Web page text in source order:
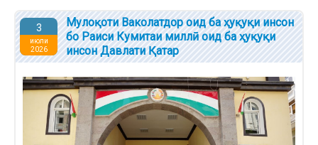
3
июли
2026
Мулоқоти Ваколатдор оид ба ҳуқуқи инсон
бо Раиси Кумитаи миллӣ оид ба ҳуқуқи
инсон Давлати Қатар